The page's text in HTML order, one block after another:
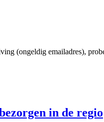
(ongeldig emailadres),
in de regio